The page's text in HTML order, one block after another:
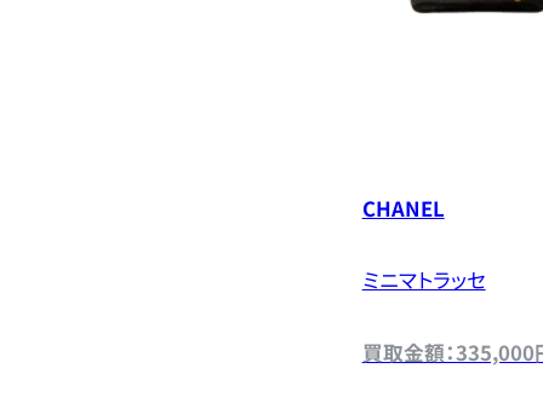
CHANEL
ミニマトラッセ
買取金額：335,000